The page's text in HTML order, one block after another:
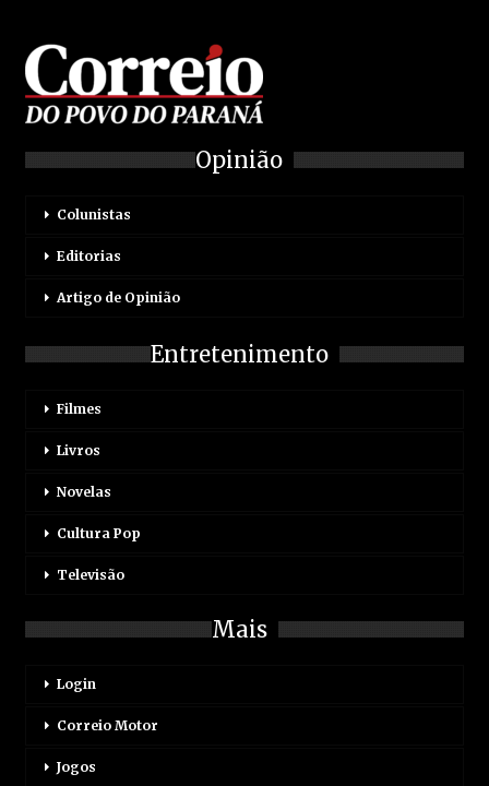
Opinião
Colunistas
Editorias
Artigo de Opinião
Entretenimento
Filmes
Livros
Novelas
Cultura Pop
Televisão
Mais
Login
Correio Motor
Jogos